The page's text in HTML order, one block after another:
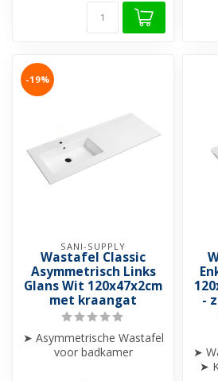
-19%
SANI-SUPPLY
Wastafel Classic
Asymmetrisch Links
Glans Wit 120x47x2cm
met kraangat
➤ Asymmetrische Wastafel
voor badkamer
-
➤
➤